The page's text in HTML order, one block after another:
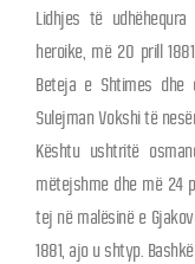
Lidhjes të
heroike, më 20 prill
Beteja e Shtimes dhe
Sulejman Vokshi të
Kështu ushtritë
mëtejshme dhe më 24
tej në malësinë e
1881, ajo u shtyp.